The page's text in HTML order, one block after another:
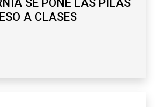
SE PONE LAS PILAS
A CLASES